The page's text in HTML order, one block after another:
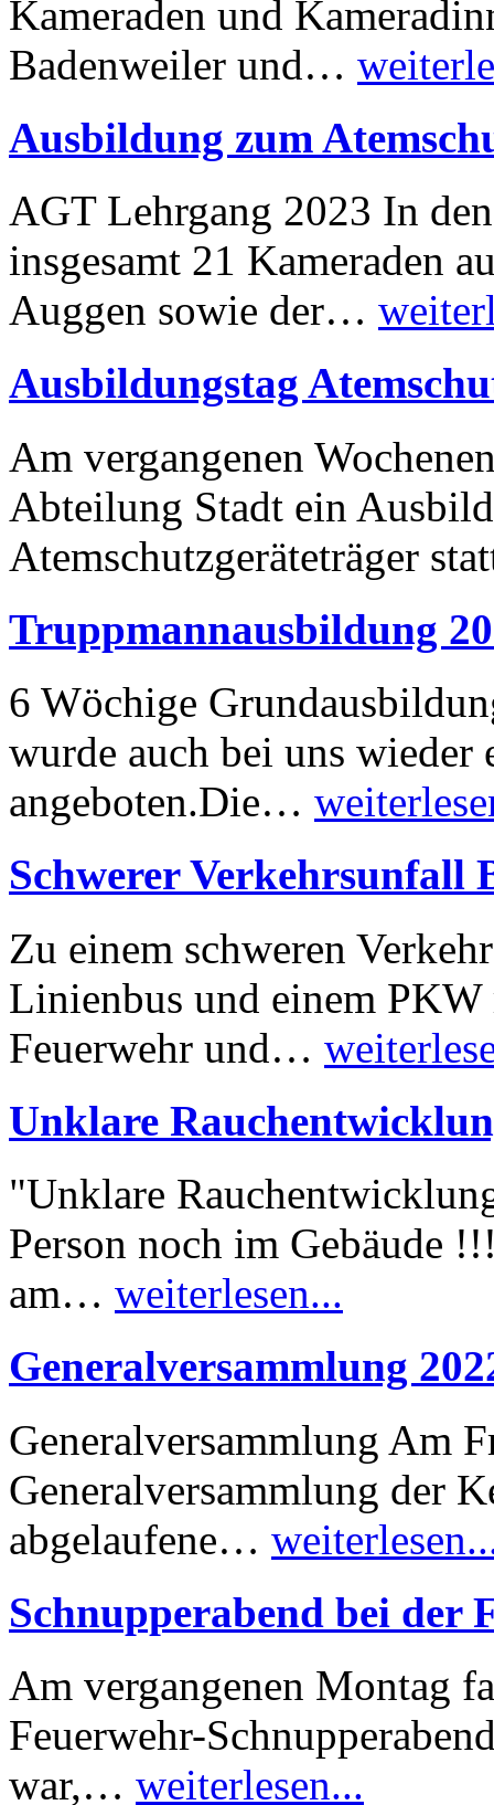
Kameraden und
Badenweiler und…
Ausbildung zum
AGT Lehrgang 2023 In
insgesamt 21 Kameraden
Auggen sowie der…
Ausbildungstag
Am vergangenen
Abteilung Stadt ein
Atemschutzgeräteträger
Truppmannausbildung
6 Wöchige
wurde auch bei uns wieder
angeboten.Die…
Schwerer Verkehrsunfall
Zu einem schweren
Linienbus und einem
Feuerwehr und…
Unklare
"Unklare
Person noch im Gebäude
am… weiterlesen...
Generalversammlung
Generalversammlung Am
Generalversammlung der
abgelaufene…
Schnupperabend bei der
Am vergangenen Montag
Feuerwehr-
war,… weiterlesen...